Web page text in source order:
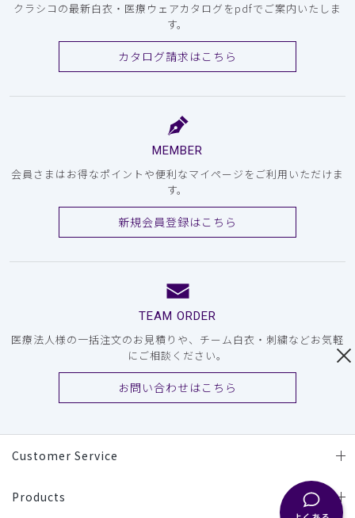
クラシコの最新白衣・医療ウェアカタログをpdfでご案内いたしま
す。
カタログ請求はこちら
MEMBER
会員さまはお得なポイントや便利なマイページをご利用いただけま
す。
新規会員登録はこちら
TEAM ORDER
医療法人様の一括注文のお見積りや、チーム白衣・刺繍などお気軽
にご相談ください。
お問い合わせはこちら
Customer Service
Products